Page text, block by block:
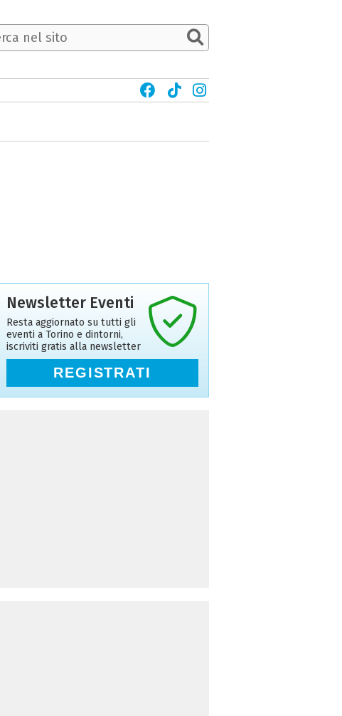
Newsletter Eventi
Resta aggiornato su tutti gli
eventi a Torino e dintorni,
iscriviti gratis alla newsletter
REGISTRATI